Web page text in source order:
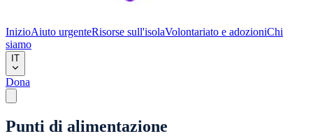
InizioAiuto urgenteRisorse sull'isolaVolontariato e adozioniChi
siamo
IT
Dona
Punti di alimentazione